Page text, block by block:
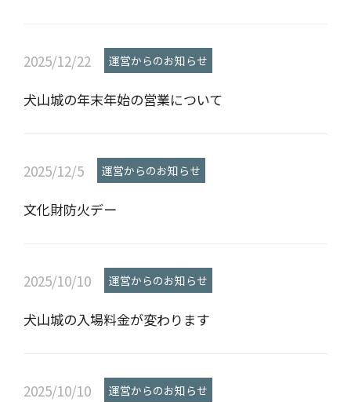
2025/12/22 運営からのお知らせ
犬山城の年末年始の営業について
2025/12/5 運営からのお知らせ
文化財防火デー
2025/10/10 運営からのお知らせ
犬山城の入場料金が変わります
2025/10/10 運営からのお知らせ